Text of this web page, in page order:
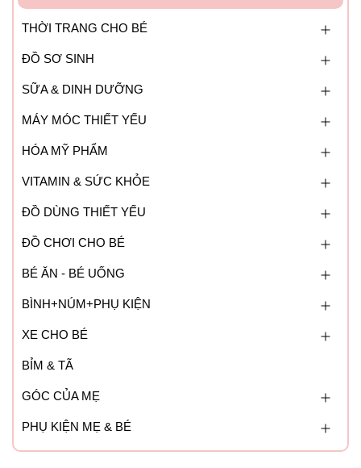
THỜI TRANG CHO BÉ
ĐỒ SƠ SINH
SỮA & DINH DƯỠNG
MÁY MÓC THIẾT YẾU
HÓA MỸ PHẨM
VITAMIN & SỨC KHỎE
ĐỒ DÙNG THIẾT YẾU
ĐỒ CHƠI CHO BÉ
BÉ ĂN - BÉ UỐNG
BÌNH+NÚM+PHỤ KIỆN
XE CHO BÉ
BỈM & TÃ
GÓC CỦA MẸ
PHỤ KIỆN MẸ & BÉ